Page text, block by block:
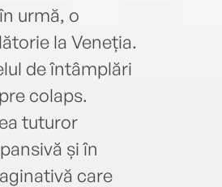
urmă, o
la Veneția.
de întâmplări
colaps.
tuturor
și în
care